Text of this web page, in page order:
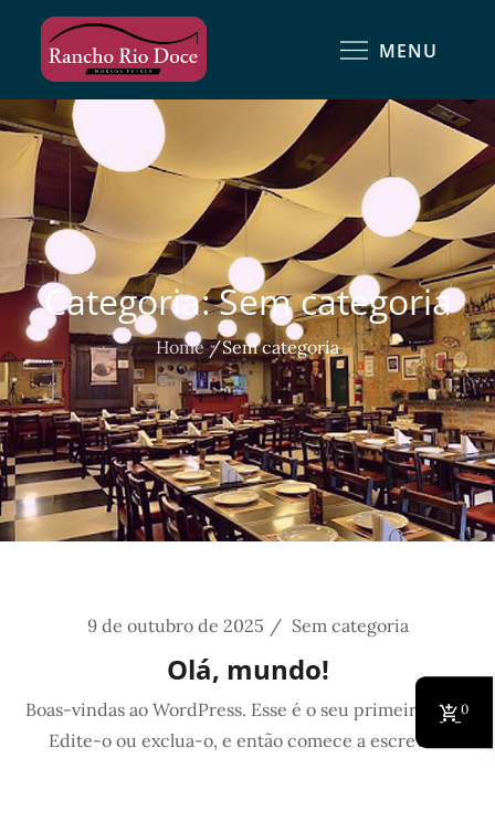
MENU
Categoria:Sem categoria
Home Sem categoria
9 de outubro de 2025 Sem categoria
Olá, mundo!
Boas-vindas ao WordPress. Esse é o seu primeiro post.
Edite-o ou exclua-o, e então comece a escrever!
0